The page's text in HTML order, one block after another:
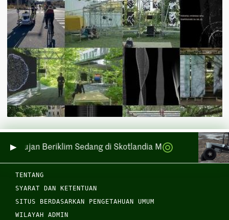
Hujan Beriklim Sedang di Skotlandia Melintasi Laut dan
TENTANG
SYARAT DAN KETENTUAN
SITUS BERDASARKAN PENGETAHUAN UMUM
WILAYAH ADMIN